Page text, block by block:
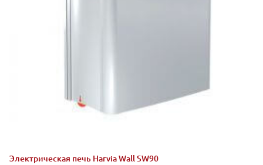
Электрическая печь Harvia Wall SW90